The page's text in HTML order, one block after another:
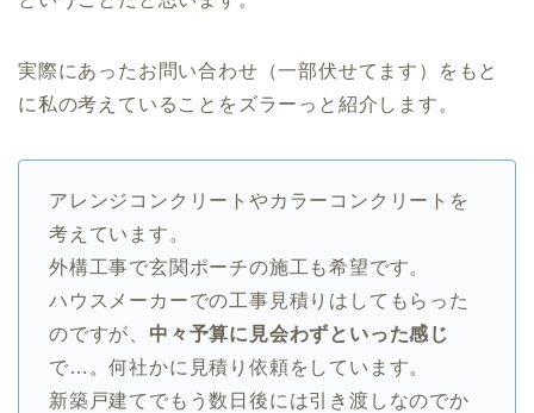
実際にあったお問い合わせ（一部伏せてます）をもと
に私の考えていることをズラーっと紹介します。
アレンジコンクリートやカラーコンクリートを
考えています。
外構工事で玄関ポーチの施工も希望です。
ハウスメーカーでの工事見積りはしてもらった
のですが、 中々予算に見会わずといった感じ
で…。何社かに見積り依頼をしています。
新築戸建てでもう数日後には引き渡しなのでか